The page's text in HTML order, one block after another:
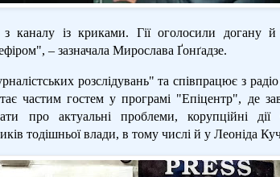
із криками. Гії оголосили догану й
– зазначала Мирослава Ґонґадзе.
розслідувань" та співпрацює з
частим гостем у програмі "Епіцентр", де
про актуальні проблеми, корупційні дії
тодішньої влади, в тому числі й у Леоніда